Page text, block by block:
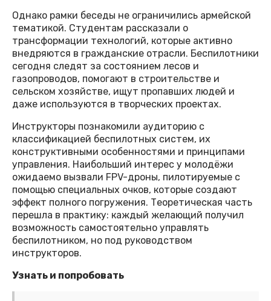
Однако рамки беседы не ограничились армейской
тематикой. Студентам рассказали о
трансформации технологий, которые активно
внедряются в гражданские отрасли. Беспилотники
сегодня следят за состоянием лесов и
газопроводов, помогают в строительстве и
сельском хозяйстве, ищут пропавших людей и
даже используются в творческих проектах.
Инструкторы познакомили аудиторию с
классификацией беспилотных систем, их
конструктивными особенностями и принципами
управления. Наибольший интерес у молодёжи
ожидаемо вызвали FPV-дроны, пилотируемые с
помощью специальных очков, которые создают
эффект полного погружения. Теоретическая часть
перешла в практику: каждый желающий получил
возможность самостоятельно управлять
беспилотником, но под руководством
инструкторов.
Узнать и попробовать